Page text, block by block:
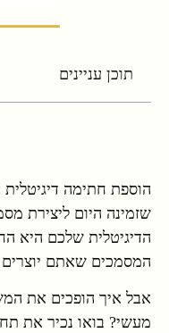
תוכן עניינים
הוספת חתימה
שזמינה היום ליצירת
הדיגיטלית שלכם היא
המסמכים שאתם יוצרים
אבל איך הופכים את
מעשי? בואו נכיר את